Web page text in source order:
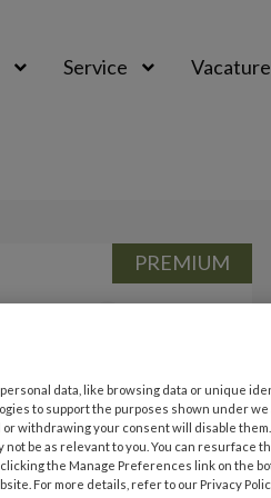
Service
1910) staat
PREMIUM
data, like browsing data or unique
to support the purposes shown under
withdrawing your consent will disable
not be as relevant to you. You can resurface
the Manage Preferences link on the
For more details, refer to our Privacy